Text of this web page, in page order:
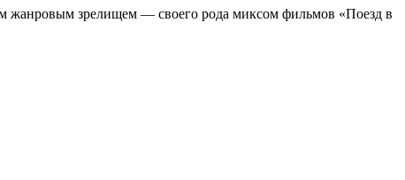
жанровым зрелищeм — своего рода миксом фильмов «Поезд в